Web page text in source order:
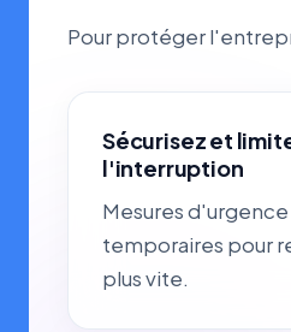
Pour protéger
Sécurisez et
l'interruption
Mesures
temporaires pour
plus vite.